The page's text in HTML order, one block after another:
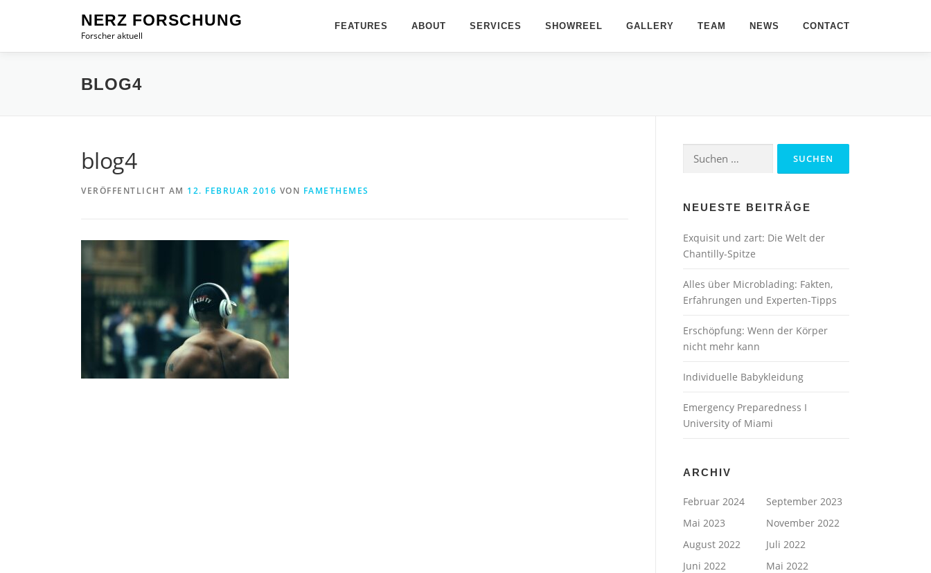
NERZ FORSCHUNG
Forscher aktuell
FEATURES ABOUT SERVICES SHOWREEL GALLERY TEAM NEWS CONTACT
BLOG4
blog4
VERÖFFENTLICHT AM 12. FEBRUAR 2016 VON FAMETHEMES
Suchen
nach:
NEUESTE BEITRÄGE
Exquisit und zart: Die Welt der
Chantilly-Spitze
Alles über Microblading: Fakten,
Erfahrungen und Experten-Tipps
Erschöpfung: Wenn der Körper
nicht mehr kann
Individuelle Babykleidung
Emergency Preparedness I
University of Miami
ARCHIV
Februar 2024
September 2023
Mai 2023
November 2022
August 2022
Juli 2022
Juni 2022
Mai 2022